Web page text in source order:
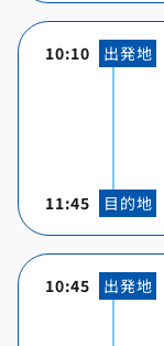
10:10
11:45
出発地
目的地
10:45 出発地